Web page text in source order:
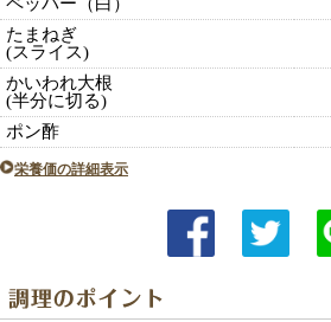
たまねぎ
(スライス)
かいわれ大根
(半分に切る)
ポン酢
栄養価の詳細表示